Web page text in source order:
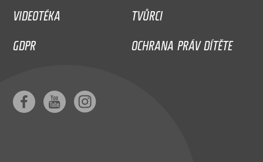
VIDEOTÉKA
TVŮRCI
GDPR
OCHRANA PRÁV DÍTĚTE